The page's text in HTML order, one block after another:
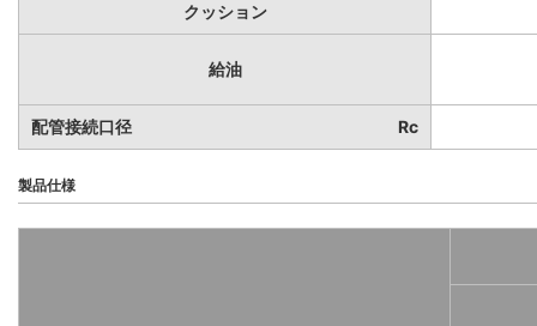
クッション
給油
配管接続口径 Rc
製品仕様